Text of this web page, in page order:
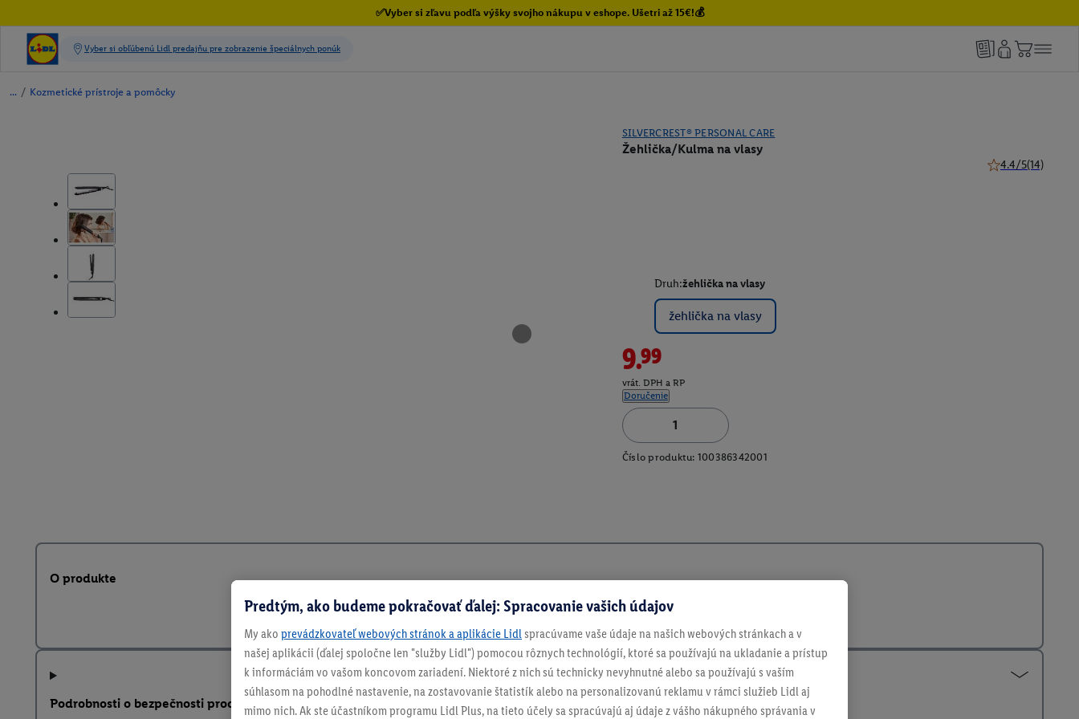
✅Vyber si zľavu podľa výšky svojho nákupu v eshope. Ušetri až 15€!💰
/ Kozmetické prístroje a pomôcky
SILVERCREST® PERSONAL CARE
Žehlička/Kulma na vlasy
4.4/5(14)
Druh:žehlička na vlasy
žehlička na vlasy
9.99
vrát. DPH a RP
Doručenie
Číslo produktu: 100386342001
O produkte
Podrobnosti o bezpečnosti produktu
Predtým, ako budeme pokračovať ďalej: Spracovanie vašich údajov
My ako prevádzkovateľ webových stránok a aplikácie Lidl spracúvame vaše údaje na našich webových stránkach a v
našej aplikácii (ďalej spoločne len "služby Lidl") pomocou rôznych technológií, ktoré sa používajú na ukladanie a prístup
k informáciám vo vašom koncovom zariadení. Niektoré z nich sú technicky nevyhnutné alebo sa používajú s vaším
súhlasom na pohodlné nastavenie, na zostavovanie štatistík alebo na personalizovanú reklamu v rámci služieb Lidl aj
mimo nich. Ak ste účastníkom programu Lidl Plus, na tieto účely sa spracúvajú aj údaje z vášho nákupného správania v